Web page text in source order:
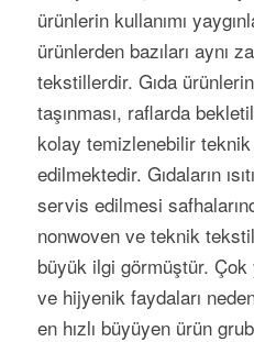
ürünlerin kullanımı
ürünlerden bazıları aynı
tekstillerdir. Gıda
taşınması, raflarda
kolay temizlenebilir
edilmektedir. Gıdaların
servis edilmesi
nonwoven ve teknik
büyük ilgi görmüştür.
ve hijyenik faydaları
en hızlı büyüy­en ürün